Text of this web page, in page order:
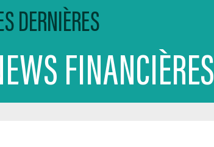
DERNIÈRES
FINANCIÈRES